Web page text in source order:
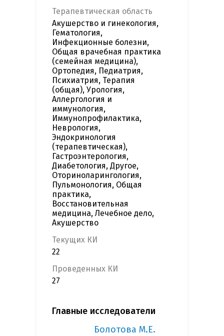
Терапевтическая область
Акушерство и гинекология,
Гематология,
Инфекционные болезни,
Общая врачебная практика
(семейная медицина),
Ортопедия, Педиатрия,
Психиатрия, Терапия
(общая), Урология,
Аллергология и
иммунология,
Иммунопрофилактика,
Неврология,
Эндокринология
(терапевтическая),
Гастроэнтерология,
Диабетология, Другое,
Оториноларингология,
Пульмонология, Общая
практика,
Восстановительная
медицина, Лечебное дело,
Акушерство
Текущих КИ
22
Проведенных КИ
27
Главные исследователи
Болотова М.Е.